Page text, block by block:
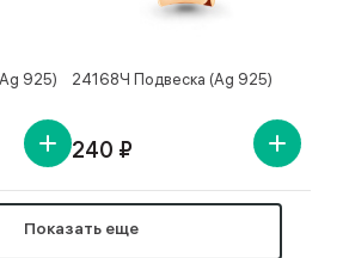
925) 24168Ч Подвеска (Ag 925)
240 ₽
Показать еще